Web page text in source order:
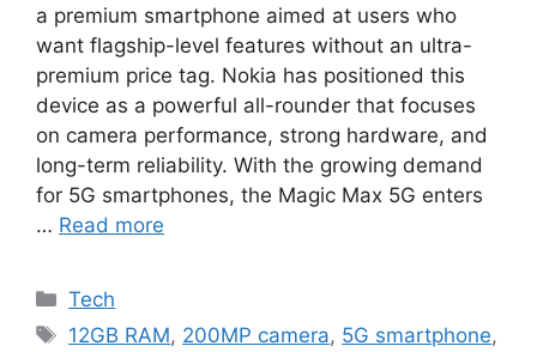
a premium smartphone aimed at users who
want flagship-level features without an ultra-
premium price tag. Nokia has positioned this
device as a powerful all-rounder that focuses
on camera performance, strong hardware, and
long-term reliability. With the growing demand
for 5G smartphones, the Magic Max 5G enters
… Read more
Categories
Tech
Tags
12GB RAM, 200MP camera, 5G smartphone,